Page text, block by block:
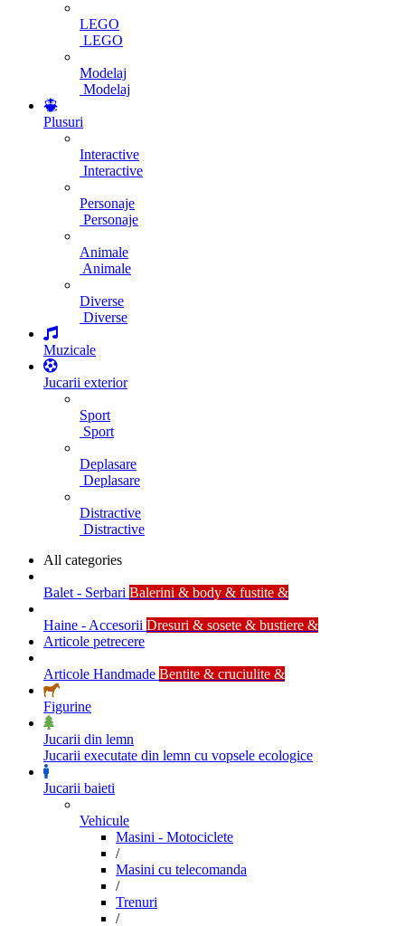
LEGO
LEGO
Modelaj
Modelaj
Plusuri
Interactive
Interactive
Personaje
Personaje
Animale
Animale
Diverse
Diverse
Muzicale
Jucarii exterior
Sport
Sport
Deplasare
Deplasare
Distractive
Distractive
All categories
Balet - Serbari Balerini & body & fustite &
Haine - Accesorii Dresuri & sosete & bustiere &
Articole petrecere
Articole Handmade Bentite & cruciulite &
Figurine
Jucarii din lemn
Jucarii executate din lemn cu vopsele ecologice
Jucarii baieti
Vehicule
Masini - Motociclete
/
Masini cu telecomanda
/
Trenuri
/